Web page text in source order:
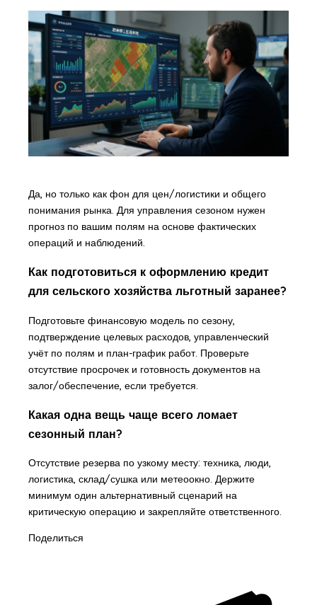
Да, но только как фон для цен/логистики и общего
понимания рынка. Для управления сезоном нужен
прогноз по вашим полям на основе фактических
операций и наблюдений.
Как подготовиться к оформлению кредит
для сельского хозяйства льготный заранее?
Подготовьте финансовую модель по сезону,
подтверждение целевых расходов, управленческий
учёт по полям и план-график работ. Проверьте
отсутствие просрочек и готовность документов на
залог/обеспечение, если требуется.
Какая одна вещь чаще всего ломает
сезонный план?
Отсутствие резерва по узкому месту: техника, люди,
логистика, склад/сушка или метеоокно. Держите
минимум один альтернативный сценарий на
критическую операцию и закрепляйте ответственного.
Поделиться